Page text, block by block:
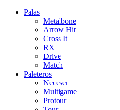
Palas
Metalbone
Arrow Hit
Cross It
RX
Drive
Match
Paleteros
Neceser
Multigame
Protour